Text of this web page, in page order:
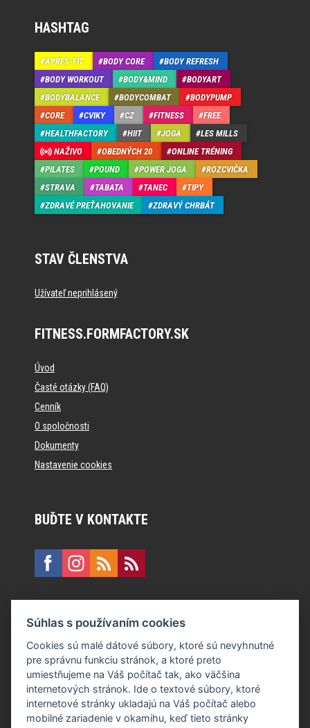
HASHTAG
APRÉS-FIT BODY CORE
BODY REFRESH
BODY WORKOUT
BODY&MIND
BODYART
BODYBALANCE
BODYCOMBAT
BODYPUMP
CORE
CVIKY CZ FITNESS
FREE
HEALTHFACTORY
HIIT JOGA
LES MILLS
NAŽIVO
OBEDNÝCH 20
ONLINE TRÉNING
PILATES
POUND POWER JOGA
ROZCVIČKA
STRAVA
TABATA TANEC
TIPY
ZDRAVÉ PREŤAHOVANIE
ZDRAVÝ CHRBÁT
STAV ČLENSTVA
Užívateľ neprihlásený
FITNESS.FORMFACTORY.SK
Úvod
Časté otázky (FAQ)
Cenník
O spoločnosti
Dokumenty
Nastavenie cookies
BUĎTE V KONTAKTE
E:recepcia@formfactory.sk
Form Factory Slovakia s.r.o., Ružová dolina 480/6, 821 08
Bratislava
Za publikovaný obsah sú zodpovední jednotliví autori.
Súhlas s používaním cookies
Cookies sú malé dátové súbory, ktoré sú nevyhnutné
pre správnu funkciu stránok, a ktoré preto
umiestňujeme na Váš počítač tak, ako väčšina
internetových stránok. Ide o textové súbory, ktoré
internetové stránky ukladajú na Váš počítač alebo
mobilné zariadenie v okamihu, keď tieto stránky